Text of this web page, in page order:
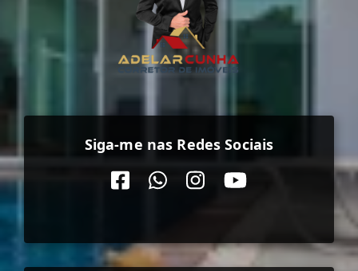
Siga-me nas Redes Sociais